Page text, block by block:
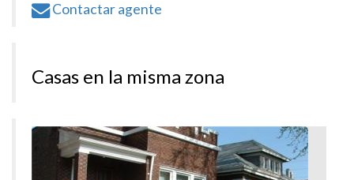
Contactar agente
Casas en la misma zona